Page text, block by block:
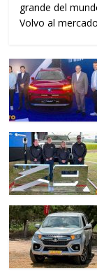
grande del
Volvo al